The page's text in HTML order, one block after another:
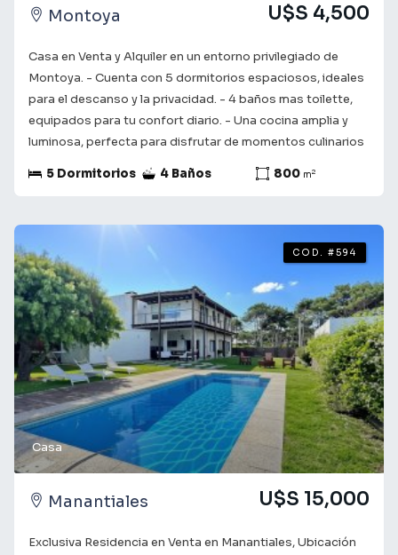
Montoya U$S 4,500
Casa en Venta y Alquiler en un entorno privilegiado de
Montoya. - Cuenta con 5 dormitorios espaciosos, ideales
para el descanso y la privacidad. - 4 baños mas toilette,
equipados para tu confort diario. - Una cocina amplia y
luminosa, perfecta para disfrutar de momentos culinarios
Patio de 800m con pileta natural y galería con parrillero
espacio donde crear recuerdos. Con un diseño funcional y
detalles que marcan la diferencia, cada rincón invita a
sentirse en casa. Situada en una zona tranquila y
accesible, cerca de servicios y áreas verdes, esta
propiedad ofrece la combinación perfecta de tranquilidad
y conveniencia. Consulta con nuestros asesores para
obtener más información y coordinar una visita. Te
acompañamos en el camino a encontrar lo que buscas! ¡Tu
futuro comienza aquí!
5 Dormitorios 4 Baños 800 m2
Casa
COD. #594
Manantiales U$S 15,000
Exclusiva Residencia en Venta en Manantiales, Ubicación